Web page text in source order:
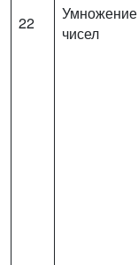
22
Умножение
чисел